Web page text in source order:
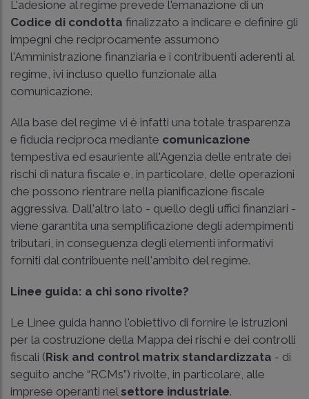
L'adesione al regime prevede l'emanazione di un
Codice di condotta finalizzato a indicare e definire gli
impegni che reciprocamente assumono
l'Amministrazione finanziaria e i contribuenti aderenti al
regime, ivi incluso quello funzionale alla
comunicazione.
Alla base del regime vi è infatti una totale trasparenza
e fiducia reciproca mediante comunicazione
tempestiva ed esauriente all'Agenzia delle entrate dei
rischi di natura fiscale e, in particolare, delle operazioni
che possono rientrare nella pianificazione fiscale
aggressiva. Dall'altro lato - quello degli uffici finanziari -
viene garantita una semplificazione degli adempimenti
tributari, in conseguenza degli elementi informativi
forniti dal contribuente nell'ambito del regime.
Linee guida: a chi sono rivolte?
Le Linee guida hanno l'obiettivo di fornire le istruzioni
per la costruzione della Mappa dei rischi e dei controlli
fiscali (Risk and control matrix standardizzata - di
seguito anche “RCMs”) rivolte, in particolare, alle
imprese operanti nel settore industriale.